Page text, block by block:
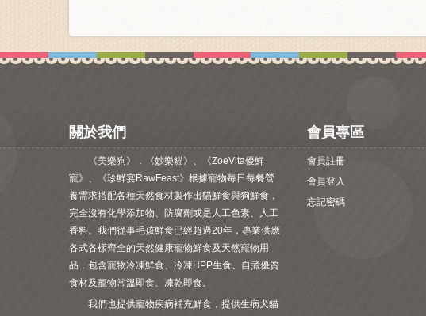
關於我們
《美樂狗》．《妙樂貓》、《ZoeVita優鮮
寵》、《珍鮮宴RawFeast》根據寵物每日每餐營
養需求搭配各種天然食材製作出貓鮮食與狗鮮食，
完全沒有化學添加物、防腐劑或是人工色素、人工
香料。我們從事毛孩鮮食已經超過20年，專業供應
各式各樣齊全的天然健康寵物鮮食及天然寵物用
品，包含寵物冷凍鮮食、冷凍HPP生食、自煮優質
食材及寵物常溫即食、凍乾即食。
我們也提供寵物疾病補充鮮食，提供生病犬貓
會員專區
會員註冊
會員登入
忘記密碼